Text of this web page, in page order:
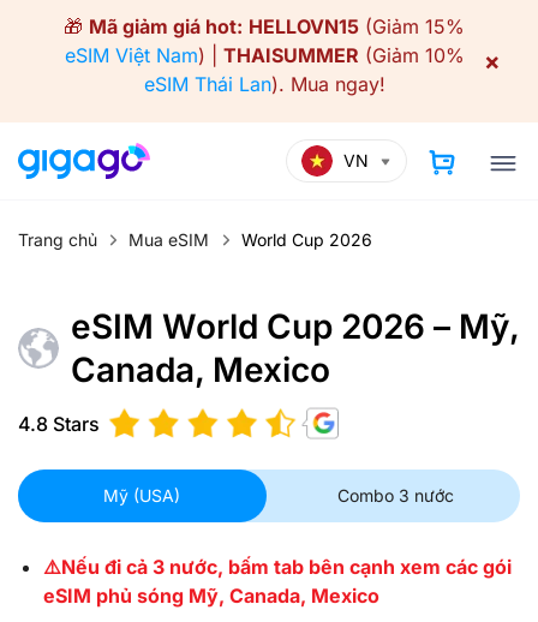
🎁 Mã giảm giá hot: HELLOVN15 (Giảm 15%
eSIM Việt Nam) | THAISUMMER (Giảm 10%
eSIM Thái Lan). Mua ngay!
×
VN
Trang chủ Mua eSIM World Cup 2026
eSIM World Cup 2026 – Mỹ,
Canada, Mexico
4.8 Stars
Mỹ (USA) Combo 3 nước
⚠️Nếu đi cả 3 nước, bấm tab bên cạnh xem các gói
eSIM phủ sóng Mỹ, Canada, Mexico